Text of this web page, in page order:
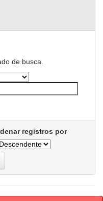
de busca.
registros por